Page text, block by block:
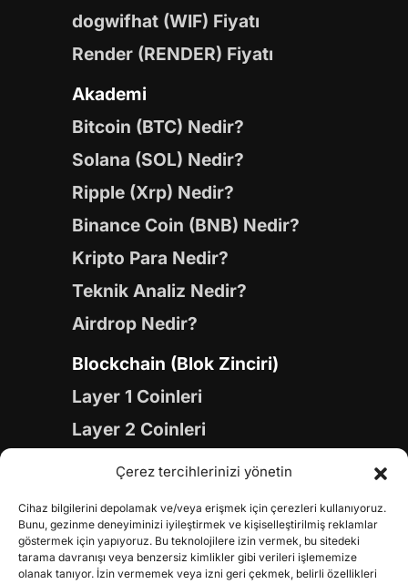
Çerez tercihlerinizi yönetin
Cihaz bilgilerini depolamak ve/veya erişmek için çerezleri kullanıyoruz.
Bunu, gezinme deneyiminizi iyileştirmek ve kişiselleştirilmiş reklamlar
göstermek için yapıyoruz. Bu teknolojilere izin vermek, bu sitedeki
tarama davranışı veya benzersiz kimlikler gibi verileri işlememize
olanak tanıyor. İzin vermemek veya izni geri çekmek, belirli özellikleri
dogwifhat (WIF) Fiyatı
Render (RENDER) Fiyatı
Akademi
Bitcoin (BTC) Nedir?
Solana (SOL) Nedir?
Ripple (Xrp) Nedir?
Binance Coin (BNB) Nedir?
Kripto Para Nedir?
Teknik Analiz Nedir?
Airdrop Nedir?
Blockchain (Blok Zinciri)
Layer 1 Coinleri
Layer 2 Coinleri
Yapay Zeka (AI) Coinleri
Gaming Coinleri
RWA Coinleri